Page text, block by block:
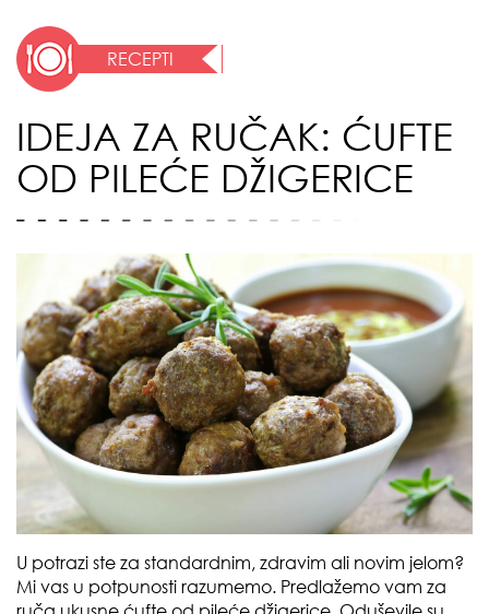
RECEPTI
IDEJA ZA RUČAK: ĆUFTE
OD PILEĆE DŽIGERICE
U potrazi ste za standardnim, zdravim ali novim jelom?
Mi vas u potpunosti razumemo. Predlažemo vam za